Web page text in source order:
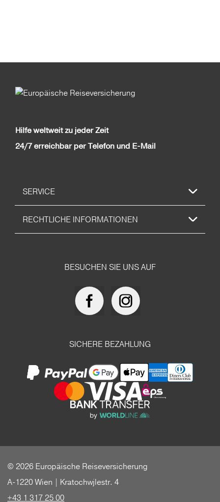
Hilfe weltweit zu jeder Zeit
24/7 erreichbar per Telefon und E-Mail
SERVICE
RECHTLICHE INFORMATIONEN
BESUCHEN SIE UNS AUF
SICHERE BEZAHLUNG
© 2026 Europäische Reiseversicherung
A-1220 Wien | Kratochwjlestr. 4
+43 1 317 25 00